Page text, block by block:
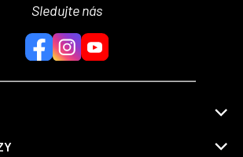
Sledujte nás